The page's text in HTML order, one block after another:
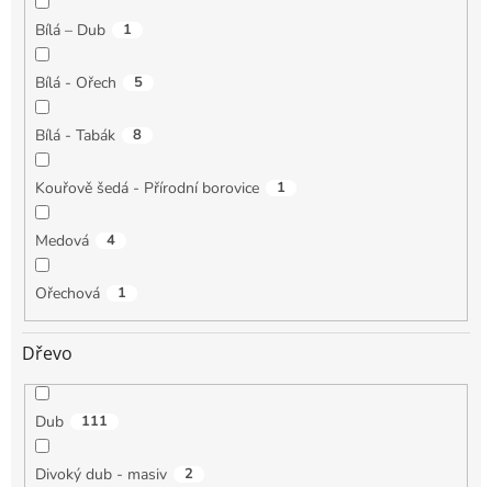
Bílá – Dub 1
Bílá - Ořech 5
Bílá - Tabák 8
Kouřově šedá - Přírodní borovice 1
Medová 4
Ořechová 1
Dřevo
Dub 111
Divoký dub - masiv 2